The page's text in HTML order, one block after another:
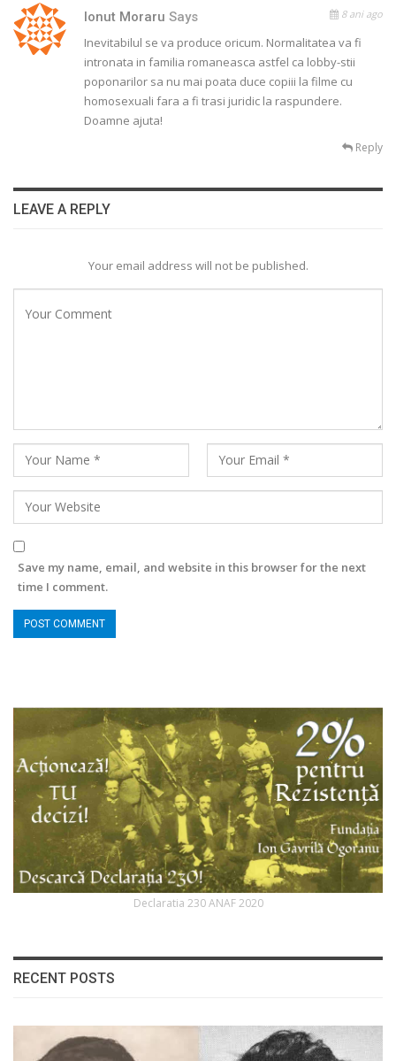
Ionut Moraru Says 8 ani ago
Inevitabilul se va produce oricum. Normalitatea va fi
intronata in familia romaneasca astfel ca lobby-stii
poponarilor sa nu mai poata duce copiii la filme cu
homosexuali fara a fi trasi juridic la raspundere.
Doamne ajuta!
Reply
LEAVE A REPLY
Your email address will not be published.
Save my name, email, and website in this browser for the next
time I comment.
Declaratia 230 ANAF 2020
RECENT POSTS